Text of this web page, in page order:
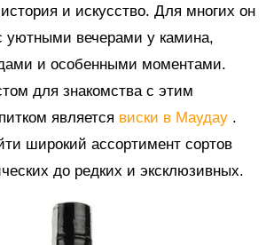
и искусство. Для многих он
уютными вечерами у камина,
и особенными моментами.
для знакомства с этим
является виски в Маудау .
широкий ассортимент сортов
до редких и эксклюзивных.